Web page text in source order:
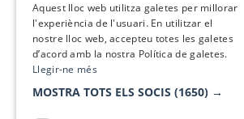
Aquest lloc web utilitza galetes per millorar
l'experiència de l'usuari. En utilitzar el
nostre lloc web, accepteu totes les galetes
d’acord amb la nostra Política de galetes.
Llegir-ne més
MOSTRA TOTS ELS SOCIS (1650) →